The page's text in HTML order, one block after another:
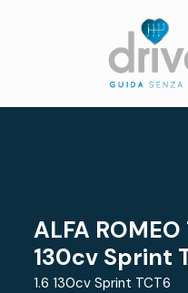
ALFA ROMEO
130cv Sprint
1.6 130cv Sprint TCT6